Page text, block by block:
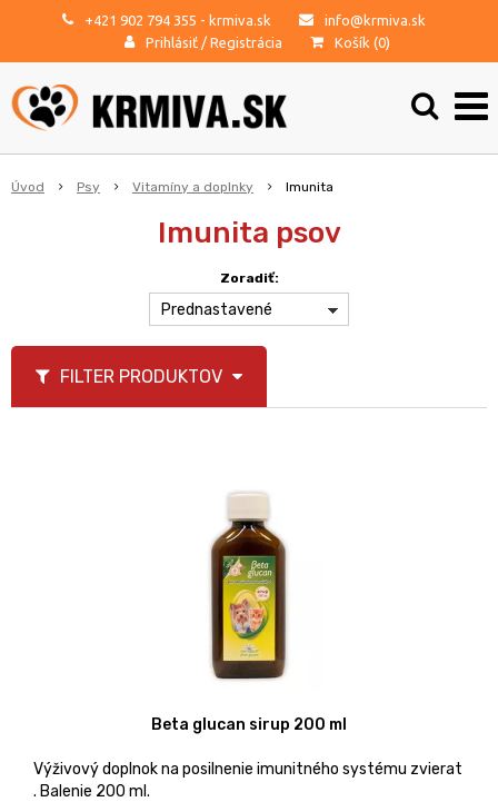
+421 902 794 355 - krmiva.sk
info@krmiva.sk
Prihlásiť / Registrácia Košík (0)
Úvod Psy Vitamíny a doplnky Imunita
Imunita psov
Zoradiť:
Prednastavené
FILTER PRODUKTOV
Beta glucan sirup 200 ml
Výživový doplnok na posilnenie imunitného systému zvierat
. Balenie 200 ml.